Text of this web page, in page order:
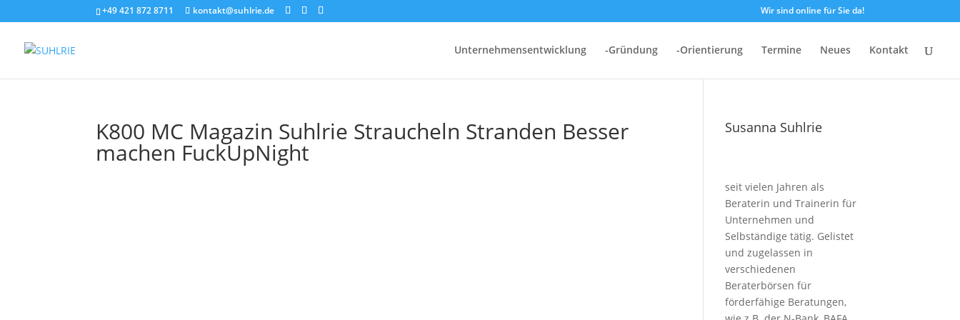
+49 421 872 8711 kontakt@suhlrie.de Wir sind online für Sie da!
Unternehmensentwicklung -Gründung -Orientierung Termine Neues Kontakt
K800 MC Magazin Suhlrie Straucheln Stranden Besser
machen FuckUpNight
Susanna Suhlrie
seit vielen Jahren als
Beraterin und Trainerin für
Unternehmen und
Selbständige tätig. Gelistet
und zugelassen in
verschiedenen
Beraterbörsen für
förderfähige Beratungen,